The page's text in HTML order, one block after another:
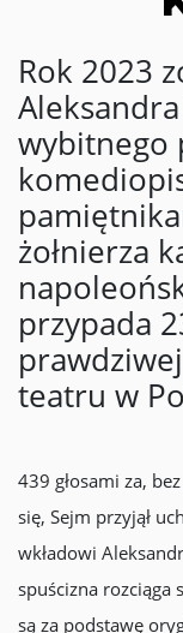
Rok 2023
wybitnego
żołnierza
przypada
teatru w
439 głosami za,
się, Sejm przyjął
wkładowi
spuścizna rozciąga
są za podstawę